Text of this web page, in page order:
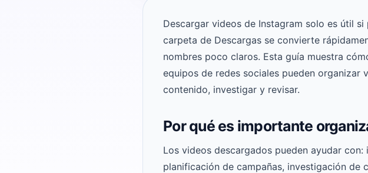
Descargar videos de Instagram solo es útil
carpeta de Descargas se convierte
nombres poco claros. Esta guía muestra
equipos de redes sociales pueden organizar
contenido, investigar y revisar.
Por qué es importante
Los videos descargados pueden ayudar
planificación de campañas, investigación de